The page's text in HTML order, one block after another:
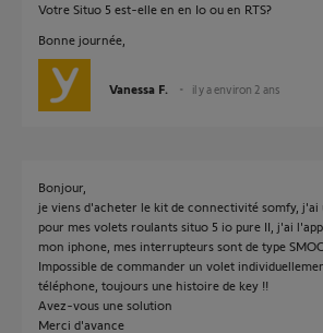
Votre Situo 5 est-elle en en Io ou en RTS?
Bonne journée,
Vanessa F. il y a environ 2 ans
Bonjour,
je viens d'acheter le kit de connectivité somfy, j'ai
pour mes volets roulants situo 5 io pure II, j'ai
mon iphone, mes interrupteurs sont de type
Impossible de commander un volet
téléphone, toujours une histoire de key !!
Avez-vous une solution
Merci d'avance